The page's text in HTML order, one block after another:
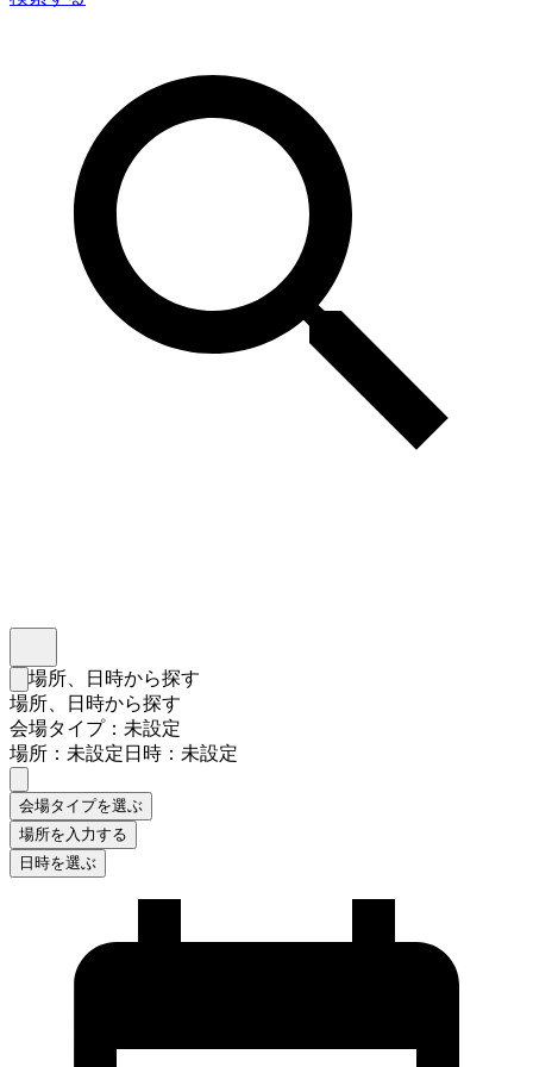
検索フォームを閉じる
場所、日時から探す
場所、日時から探す
会場タイプ：未設定
場所：未設定日時：未設定
会場タイプを選ぶ
場所を入力する
日時を選ぶ